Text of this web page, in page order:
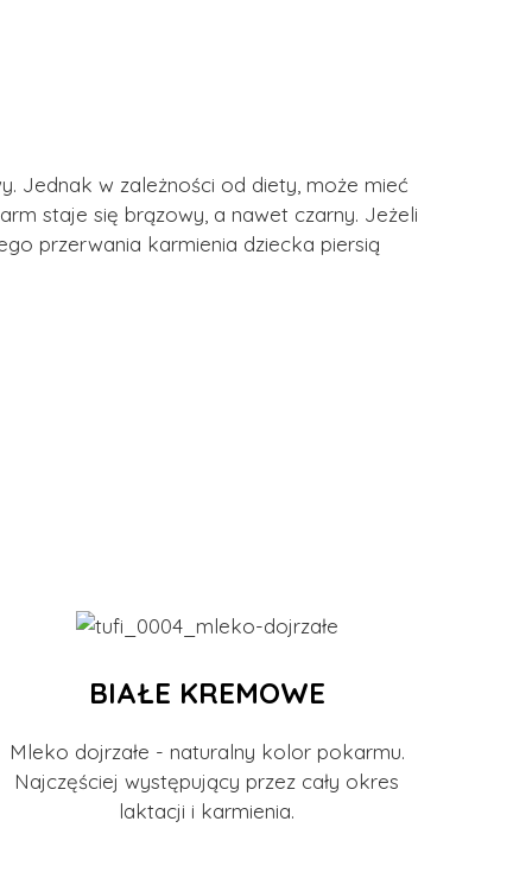
Jednak w zależności od diety, może mieć
staje się brązowy, a nawet czarny. Jeżeli
przerwania karmienia dziecka piersią
BIAŁE KREMOWE
Mleko dojrzałe - naturalny kolor pokarmu.
Najczęściej występujący przez cały okres
laktacji i karmienia.